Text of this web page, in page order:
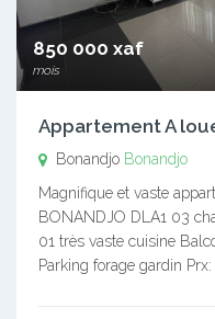
850 000 xaf
mois
Appartement A
Bonandjo Bonandjo
Magnifique et vaste
BONANDJO DLA1 03
01 très vaste cuisine
Parking forage gardin